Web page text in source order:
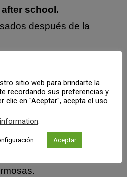
school.
después de la
de vacaciones el mes
kind to me.
conmigo.
sitio web para brindarte la
recordando sus preferencias y
clic en "Aceptar", acepta el uso
.
Aceptar